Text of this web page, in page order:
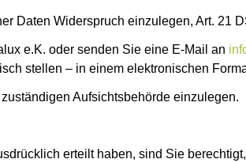
Widerspruch einzulegen, Art. 21
e.K. oder senden Sie eine E-Mail an
stellen – in einem elektronischen
Aufsichtsbehörde einzulegen.
erteilt haben, sind Sie